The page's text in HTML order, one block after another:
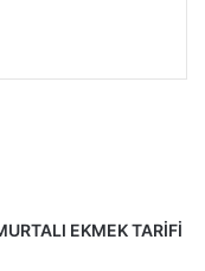
EKMEK TARİFİ